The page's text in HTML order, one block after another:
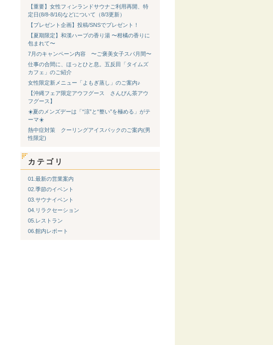
【重要】女性フィンランドサウナご利用再開、特
定日(8/8-8/16)などについて（8/3更新）
【プレゼント企画】投稿/SNSでプレゼント！
【夏期限定】和漢ハーブの香り湯 〜柑橘の香りに
包まれて〜
7月のキャンペーン内容 〜ご褒美女子スパ月間〜
仕事の合間に、ほっとひと息。五反田「タイムズ
カフェ」のご紹介
女性限定新メニュー「よもぎ蒸し」のご案内♪
【沖縄フェア限定アウフグース さんぴん茶アウ
フグース】
☀️夏のメンズデーは「“涼”と“整い”を極める」がテ
ーマ☀️
熱中症対策 クーリングアイスパックのご案内(男
性限定)
カテゴリ
01.最新の営業案内
02.季節のイベント
03.サウナイベント
04.リラクセーション
05.レストラン
06.館内レポート